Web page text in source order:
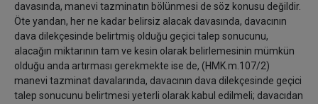
davasında, manevi tazminatın bölünmesi de söz konusu değildir.
Öte yandan, her ne kadar belirsiz alacak davasında, davacının
dava dilekçesinde belirtmiş olduğu geçici talep sonucunu,
alacağın miktarının tam ve kesin olarak belirlemesinin mümkün
olduğu anda artırması gerekmekte ise de, (HMK.m.107/2)
manevi tazminat davalarında, davacının dava dilekçesinde geçici
talep sonucunu belirtmesi yeterli olarak kabul edilmeli; davacıdan